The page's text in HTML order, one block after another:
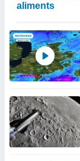
aliments